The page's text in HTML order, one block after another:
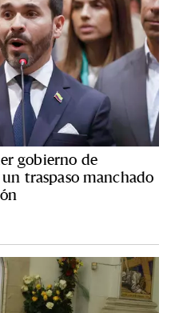
gobierno de
traspaso manchado